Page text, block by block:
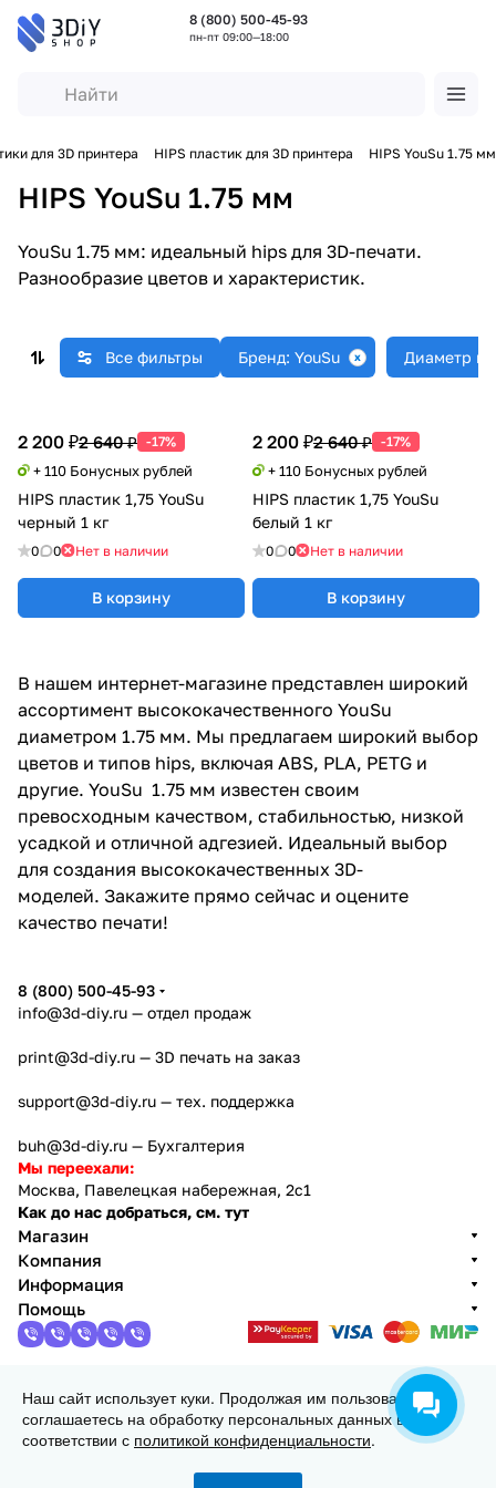
8 (800) 500-45-93
пн-пт 09:00—18:00
для 3D принтера HIPS пластик для 3D принтера HIPS YouSu 1.75 мм
HIPS YouSu 1.75 мм
YouSu 1.75 мм: идеальный hips для 3D-печати.
Разнообразие цветов и характеристик.
Все фильтры Бренд: YouSu Диаметр
2 200 ₽2 640 ₽ -17%
+ 110 Бонусных рублей
HIPS пластик 1,75 YouSu
черный 1 кг
0 0 Нет в наличии
В корзину
2 200 ₽2 640 ₽ -17%
+ 110 Бонусных рублей
HIPS пластик 1,75 YouSu
белый 1 кг
0 0 Нет в наличии
В корзину
В нашем интернет-магазине представлен широкий
ассортимент высококачественного YouSu
диаметром 1.75 мм. Мы предлагаем широкий выбор
цветов и типов hips, включая ABS, PLA, PETG и
другие. YouSu 1.75 мм известен своим
превосходным качеством, стабильностью, низкой
усадкой и отличной адгезией. Идеальный выбор
для создания высококачественных 3D-
моделей. Закажите прямо сейчас и оцените
качество печати!
8 (800) 500-45-93
info@3d-diy.ru — отдел продаж
print@3d-diy.ru — 3D печать на заказ
support@3d-diy.ru — тех. поддержка
buh@3d-diy.ru — Бухгалтерия
Мы переехали:
Москва, Павелецкая набережная, 2с1
Как до нас добраться, см. тут
Магазин
Компания
Информация
Помощь
2013 - 2026 © 3DiY (Тридиай) - интернет-магазин
комплектующих для 3D принтеров, ЧПУ станков и
робототехники
Наш сайт использует куки. Продолжая им пользоваться, вы
соглашаетесь на обработку персональных данных в
соответствии с политикой конфиденциальности.